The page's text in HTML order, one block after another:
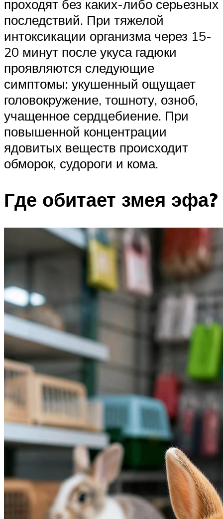
проходят без каких-либо серьезных
последствий. При тяжелой
интоксикации организма через 15-
20 минут после укуса гадюки
проявляются следующие
симптомы: укушенный ощущает
головокружение, тошноту, озноб,
учащенное сердцебиение. При
повышенной концентрации
ядовитых веществ происходит
обморок, судороги и кома.
Где обитает змея эфа?